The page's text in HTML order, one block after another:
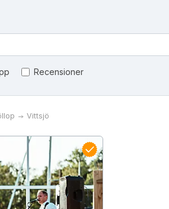
Recensioner
Vittsjö